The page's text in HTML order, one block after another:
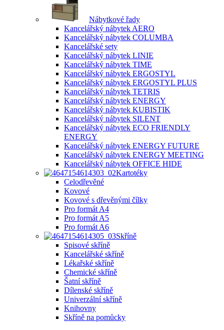
Nábytkové řady
Kancelářský nábytek AERO
Kancelářský nábytek COLUMBA
Kancelářské sety
Kancelářský nábytek LINIE
Kancelářský nábytek TIME
Kancelářský nábytek ERGOSTYL
Kancelářský nábytek ERGOSTYL PLUS
Kancelářský nábytek TETRIS
Kancelářský nábytek ENERGY
Kancelářský nábytek KUBISTIK
Kancelářský nábytek SILENT
Kancelářský nábytek ECO FRIENDLY
ENERGY
Kancelářský nábytek ENERGY FUTURE
Kancelářský nábytek ENERGY MEETING
Kancelářský nábytek OFFICE HIDE
Kartotéky
Celodřevěné
Kovové
Kovové s dřevěnými čílky
Pro formát A4
Pro formát A5
Pro formát A6
Skříně
Spisové skříně
Kancelářské skříně
Lékařské skříně
Chemické skříně
Šatní skříně
Dílenské skříně
Univerzální skříně
Knihovny
Skříně na pomůcky